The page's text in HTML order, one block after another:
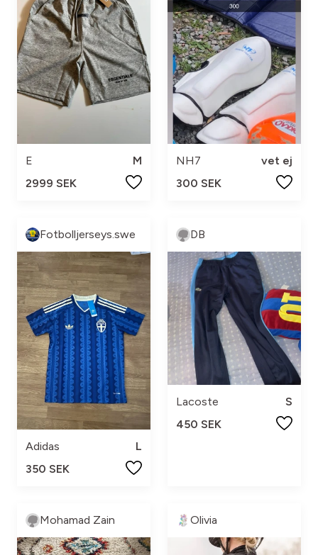
E
M
2999 SEK
NH7
vet ej
300 SEK
Fotbolljerseys.swe
Adidas
L
350 SEK
DB
Lacoste
S
450 SEK
Mohamad Zain Olivia